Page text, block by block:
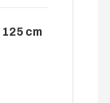
cm